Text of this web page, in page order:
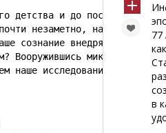
детства и до последнего
незаметно, нашими
сознание внедряются
Вооружившись микроскопом
наше исследование...
77
в